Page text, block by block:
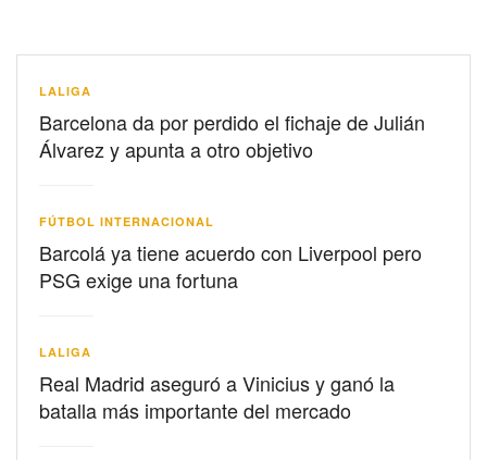
LALIGA
Barcelona da por perdido el fichaje de Julián
Álvarez y apunta a otro objetivo
FÚTBOL INTERNACIONAL
Barcolá ya tiene acuerdo con Liverpool pero
PSG exige una fortuna
LALIGA
Real Madrid aseguró a Vinicius y ganó la
batalla más importante del mercado